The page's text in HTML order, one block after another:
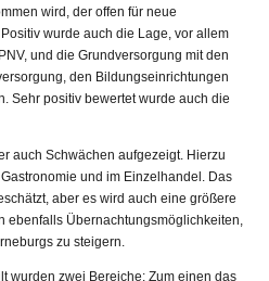
wird, der offen für neue
wurde auch die Lage, vor allem
und die Grundversorgung mit den
den Bildungseinrichtungen
Sehr positiv bewertet wurde auch die
auch Schwächen aufgezeigt. Hierzu
und im Einzelhandel. Das
aber es wird auch eine größere
ebenfalls Übernachtungsmöglichkeiten,
zu steigern.
wurden zwei Bereiche: Zum einen das